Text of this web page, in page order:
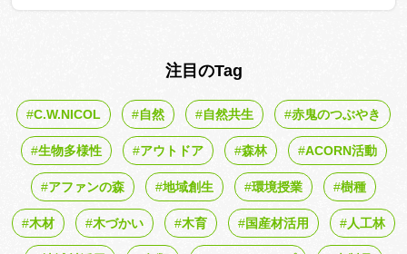
注目のTag
C.W.NICOL 自然 自然共生 赤鬼のつぶやき
生物多様性 アウトドア 森林 ACORN活動
アファンの森 地域創生 環境授業 樹種
木材 木づかい 木育 国産材活用 人工林